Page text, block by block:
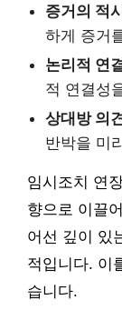
증거의 적
하게 증거
논리적 연
적 연결성
상대방 의
반박을 미
임시조치 연
향으로 이끌
어선 깊이 있
적입니다. 이
습니다.